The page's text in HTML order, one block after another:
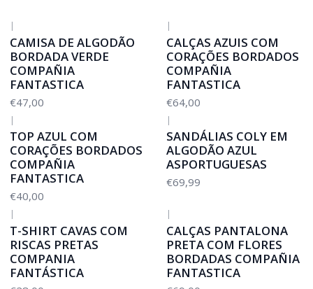
|
CAMISA DE ALGODÃO
BORDADA VERDE
COMPAÑIA
FANTASTICA
€47,00
|
CALÇAS AZUIS COM
CORAÇÕES BORDADOS
COMPAÑIA
FANTASTICA
€64,00
|
TOP AZUL COM
CORAÇÕES BORDADOS
COMPAÑIA
FANTASTICA
€40,00
|
SANDÁLIAS COLY EM
ALGODÃO AZUL
ASPORTUGUESAS
€69,99
|
T-SHIRT CAVAS COM
RISCAS PRETAS
COMPANIA
FANTÁSTICA
|
CALÇAS PANTALONA
PRETA COM FLORES
BORDADAS COMPAÑIA
FANTASTICA